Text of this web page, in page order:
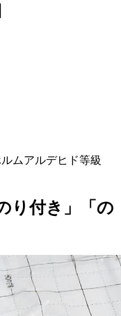
ムアルデヒド等級
り付き」「の